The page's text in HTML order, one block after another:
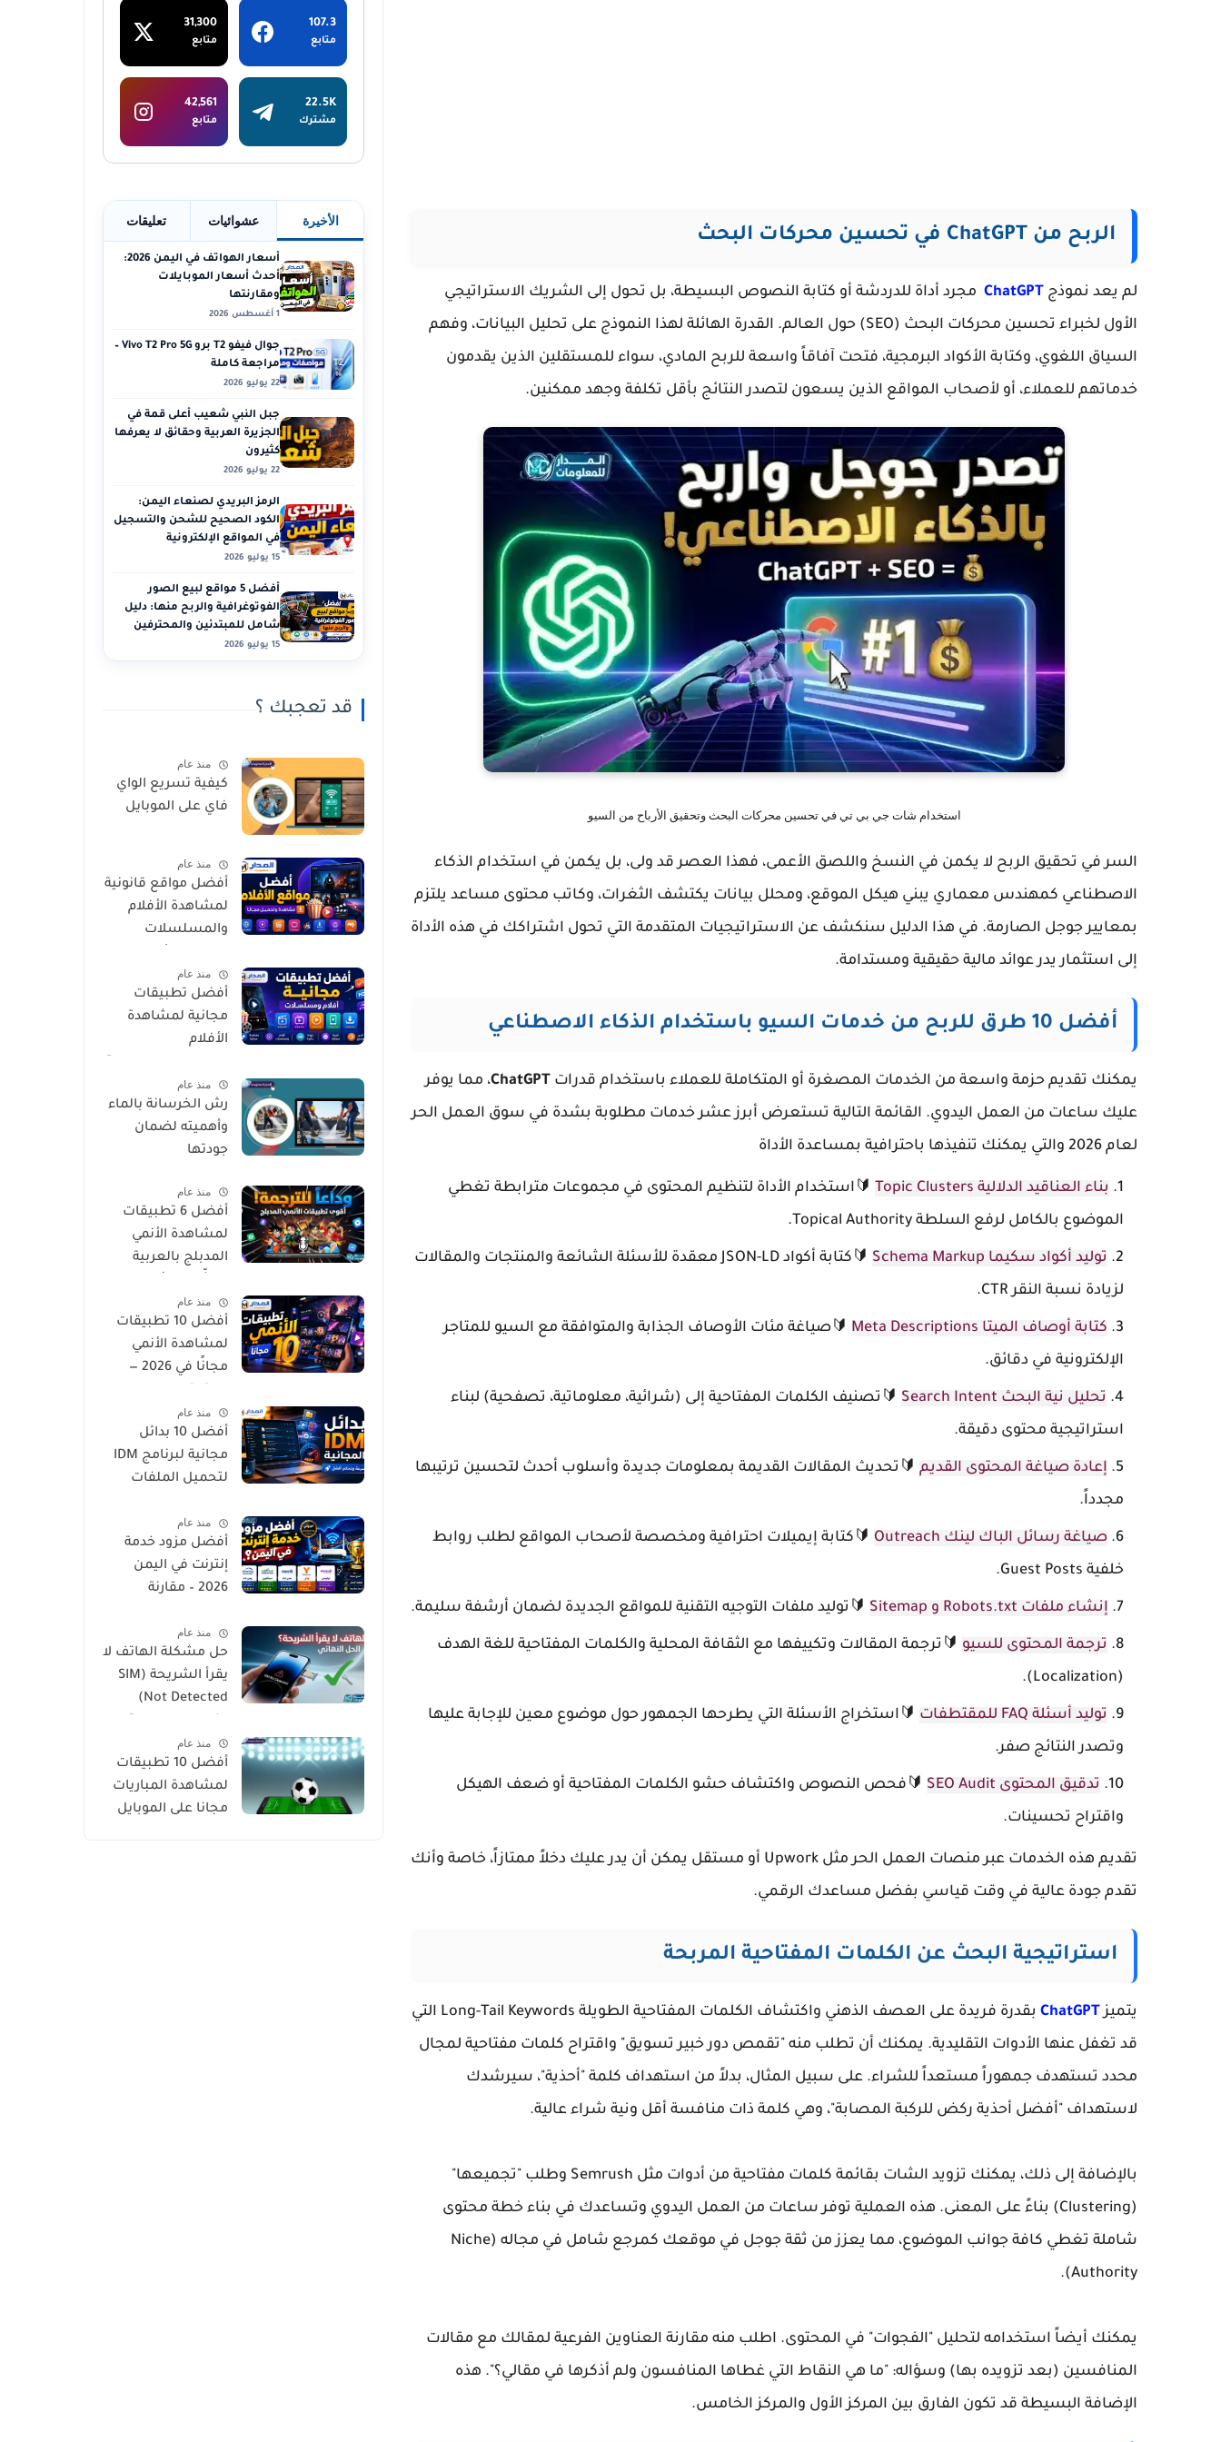
الربح من ChatGPT في تحسين محركات البحث
لم يعد نموذج ChatGPT مجرد أداة للدردشة أو كتابة النصوص البسيطة، بل تحول إلى الشريك الاستراتيجي
الأول لخبراء تحسين محركات البحث (SEO) حول العالم. القدرة الهائلة لهذا النموذج على تحليل البيانات، وفهم
السياق اللغوي، وكتابة الأكواد البرمجية، فتحت آفاقاً واسعة للربح المادي، سواء للمستقلين الذين يقدمون
خدماتهم للعملاء، أو لأصحاب المواقع الذين يسعون لتصدر النتائج بأقل تكلفة وجهد ممكنين.
استخدام شات جي بي تي في تحسين محركات البحث وتحقيق الأرباح من السيو
السر في تحقيق الربح لا يكمن في النسخ واللصق الأعمى، فهذا العصر قد ولى، بل يكمن في استخدام الذكاء
الاصطناعي كمهندس معماري يبني هيكل الموقع، ومحلل بيانات يكتشف الثغرات، وكاتب محتوى مساعد يلتزم
بمعايير جوجل الصارمة. في هذا الدليل سنكشف عن الاستراتيجيات المتقدمة التي تحول اشتراكك في هذه الأداة
إلى استثمار يدر عوائد مالية حقيقية ومستدامة.
أفضل 10 طرق للربح من خدمات السيو باستخدام الذكاء الاصطناعي
يمكنك تقديم حزمة واسعة من الخدمات المصغرة أو المتكاملة للعملاء باستخدام قدرات ChatGPT، مما يوفر
عليك ساعات من العمل اليدوي. القائمة التالية تستعرض أبرز عشر خدمات مطلوبة بشدة في سوق العمل الحر
لعام 2026 والتي يمكنك تنفيذها باحترافية بمساعدة الأداة
بناء العناقيد الدلالية Topic Clusters
🔰استخدام الأداة لتنظيم المحتوى في مجموعات مترابطة تغطي
الموضوع بالكامل لرفع السلطة Topical Authority.
توليد أكواد سكيما Schema Markup
🔰كتابة أكواد JSON-LD معقدة للأسئلة الشائعة والمنتجات والمقالات
لزيادة نسبة النقر CTR.
كتابة أوصاف الميتا Meta Descriptions
🔰صياغة مئات الأوصاف الجذابة والمتوافقة مع السيو للمتاجر
الإلكترونية في دقائق.
تحليل نية البحث Search Intent
🔰تصنيف الكلمات المفتاحية إلى (شرائية، معلوماتية، تصفحية) لبناء
استراتيجية محتوى دقيقة.
إعادة صياغة المحتوى القديم 🔰تحديث المقالات القديمة بمعلومات جديدة وأسلوب أحدث لتحسين ترتيبها
مجدداً.
صياغة رسائل الباك لينك Outreach
🔰كتابة إيميلات احترافية ومخصصة لأصحاب المواقع لطلب روابط
خلفية Guest Posts.
إنشاء ملفات Robots.txt و Sitemap 🔰توليد ملفات التوجيه التقنية للمواقع الجديدة لضمان أرشفة سليمة.
ترجمة المحتوى للسيو 🔰ترجمة المقالات وتكييفها مع الثقافة المحلية والكلمات المفتاحية للغة الهدف
(Localization).
توليد أسئلة FAQ للمقتطفات
🔰استخراج الأسئلة التي يطرحها الجمهور حول موضوع معين للإجابة عليها
وتصدر النتائج صفر.
تدقيق المحتوى SEO Audit
🔰فحص النصوص واكتشاف حشو الكلمات المفتاحية أو ضعف الهيكل
واقتراح تحسينات.
تقديم هذه الخدمات عبر منصات العمل الحر مثل Upwork أو مستقل يمكن أن يدر عليك دخلاً ممتازاً، خاصة وأنك
تقدم جودة عالية في وقت قياسي بفضل مساعدك الرقمي.
استراتيجية البحث عن الكلمات المفتاحية المربحة
يتميزChatGPT
بقدرة فريدة على العصف الذهني واكتشاف الكلمات المفتاحية الطويلة Long-Tail Keywords التي
قد تغفل عنها الأدوات التقليدية. يمكنك أن تطلب منه "تقمص دور خبير تسويق" واقتراح كلمات مفتاحية لمجال
محدد تستهدف جمهوراً مستعداً للشراء. على سبيل المثال، بدلاً من استهداف كلمة "أحذية"، سيرشدك
لاستهداف "أفضل أحذية ركض للركبة المصابة"، وهي كلمة ذات منافسة أقل ونية شراء عالية.
بالإضافة إلى ذلك، يمكنك تزويد الشات بقائمة كلمات مفتاحية من أدوات مثل Semrush وطلب "تجميعها"
(Clustering) بناءً على المعنى. هذه العملية توفر ساعات من العمل اليدوي وتساعدك في بناء خطة محتوى
شاملة تغطي كافة جوانب الموضوع، مما يعزز من ثقة جوجل في موقعك كمرجع شامل في مجاله (Niche
Authority).
يمكنك أيضاً استخدامه لتحليل "الفجوات" في المحتوى. اطلب منه مقارنة العناوين الفرعية لمقالك مع مقالات
المنافسين (بعد تزويده بها) وسؤاله: "ما هي النقاط التي غطاها المنافسون ولم أذكرها في مقالي؟". هذه
الإضافة البسيطة قد تكون الفارق بين المركز الأول والمركز الخامس.
107.3
متابع
31,300
متابع
22.5K
مشترك
42,561
متابع
الأخيرة عشوائيات تعليقات
أسعار الهواتف في اليمن 2026:
أحدث أسعار الموبايلات
ومقارنتها
1 أغسطس 2026
جوال فيفو T2 برو Vivo T2 Pro 5G –
مراجعة كاملة
22 يوليو 2026
جبل النبي شعيب أعلى قمة في
الجزيرة العربية وحقائق لا يعرفها
كثيرون
22 يوليو 2026
الرمز البريدي لصنعاء اليمن:
الكود الصحيح للشحن والتسجيل
في المواقع الإلكترونية
15 يوليو 2026
أفضل 5 مواقع لبيع الصور
الفوتوغرافية والربح منها: دليل
شامل للمبتدئين والمحترفين
15 يوليو 2026
قد تعجبك ؟
منذ عام
كيفية تسريع الواي
فاي على الموبايل
منذ عام
أفضل مواقع قانونية
لمشاهدة الأفلام
والمسلسلات
مجانًا وبأمان
منذ عام
أفضل تطبيقات
مجانية لمشاهدة
الأفلام
عالية وبشكل آمن
منذ عام
رش الخرسانة بالماء
وأهميته لضمان
جودتها
منذ عام
أفضل 6 تطبيقات
لمشاهدة الأنمي
المدبلج بالعربية
والجودة العالية
منذ عام
أفضل 10 تطبيقات
لمشاهدة الأنمي
مجانًا في 2026 —
بمسلسلاتك
المفضلة بدون تكلفة
منذ عام
أفضل 10 بدائل
مجانية لبرنامج IDM
لتحميل الملفات
منذ عام
أفضل مزود خدمة
إنترنت في اليمن
2026 – مقارنة
منذ عام
حل مشكلة الهاتف لا
يقرأ الشريحة (SIM
Not Detected)
ومجربة
منذ عام
أفضل 10 تطبيقات
لمشاهدة المباريات
مجانا على الموبايل